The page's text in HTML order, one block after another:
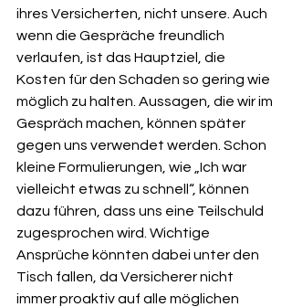
ihres Versicherten, nicht unsere. Auch
wenn die Gespräche freundlich
verlaufen, ist das Hauptziel, die
Kosten für den Schaden so gering wie
möglich zu halten. Aussagen, die wir im
Gespräch machen, können später
gegen uns verwendet werden. Schon
kleine Formulierungen, wie „Ich war
vielleicht etwas zu schnell“, können
dazu führen, dass uns eine Teilschuld
zugesprochen wird. Wichtige
Ansprüche könnten dabei unter den
Tisch fallen, da Versicherer nicht
immer proaktiv auf alle möglichen